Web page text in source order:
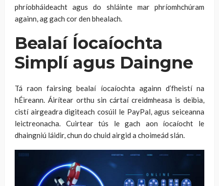
phríobháideacht agus do shláinte mar phríomhchúram
againn, ag gach cor den bhealach.
Bealaí Íocaíochta
Simplí agus Daingne
Tá raon fairsing bealaí íocaíochta againn d’fheistí na
hÉireann. Áirítear orthu sin cártaí creidmheasa is deibia,
cistí airgeadra digiteach cosúil le PayPal, agus seiceanna
leictreonacha. Cuirtear tús le gach aon íocaíocht le
dhaingniú láidir, chun do chuid airgid a choimeád slán.